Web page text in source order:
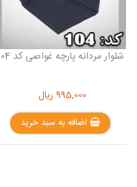
شلوار مردانه پارچه غواصی کد 104
995,000 ریال
اضافه به سبد خرید